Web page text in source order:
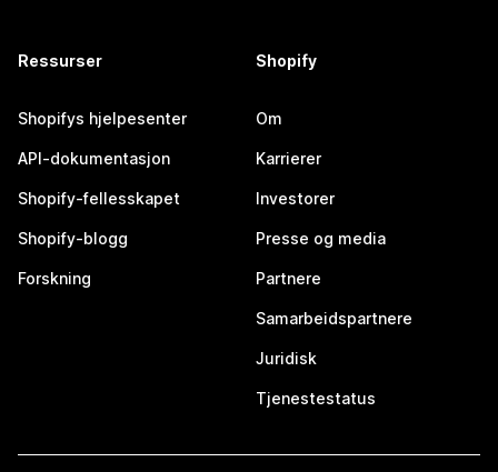
Ressurser
Shopifys hjelpesenter
API-dokumentasjon
Shopify-fellesskapet
Shopify-blogg
Forskning
Shopify
Om
Karrierer
Investorer
Presse og media
Partnere
Samarbeidspartnere
Juridisk
Tjenestestatus